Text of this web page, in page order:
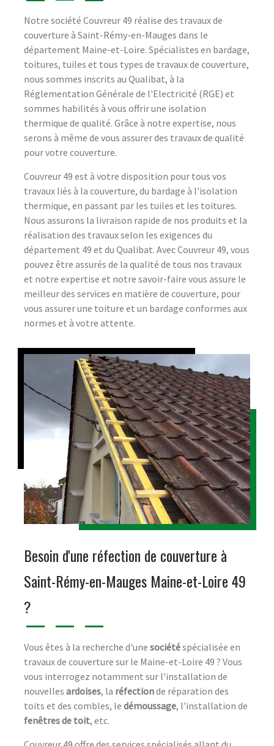
Notre société Couvreur 49 réalise des travaux de
couverture à Saint-Rémy-en-Mauges dans le
département Maine-et-Loire. Spécialistes en bardage,
toitures, tuiles et tous types de travaux de couverture,
nous sommes inscrits au Qualibat, à la
Réglementation Générale de l'Electricité (RGE) et
sommes habilités à vous offrir une isolation
thermique de qualité. Grâce à notre expertise, nous
serons à même de vous assurer des travaux de qualité
pour votre couverture.
Couvreur 49 est à votre disposition pour tous vos
travaux liés à la couverture, du bardage à l'isolation
thermique, en passant par les tuiles et les toitures.
Nous assurons la livraison rapide de nos produits et la
réalisation des travaux selon les exigences du
département 49 et du Qualibat. Avec Couvreur 49, vous
pouvez être assurés de la qualité de tous nos travaux
et notre expertise et notre savoir-faire vous assure le
meilleur des services en matière de couverture, pour
vous assurer une toiture et un bardage conformes aux
normes et à votre attente.
Besoin d'une réfection de couverture à
Saint-Rémy-en-Mauges Maine-et-Loire 49
?
Vous êtes à la recherche d'une sociétéspécialisée en
travaux de couverture sur le Maine-et-Loire 49 ? Vous
vous interrogez notamment sur l'installation de
nouvelles ardoises, la réfectionde réparation des
toits et des combles, le démoussage, l'installation de
fenêtres de toit, etc.